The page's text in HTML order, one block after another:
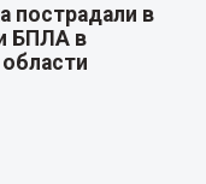
пострадали в
БПЛА в